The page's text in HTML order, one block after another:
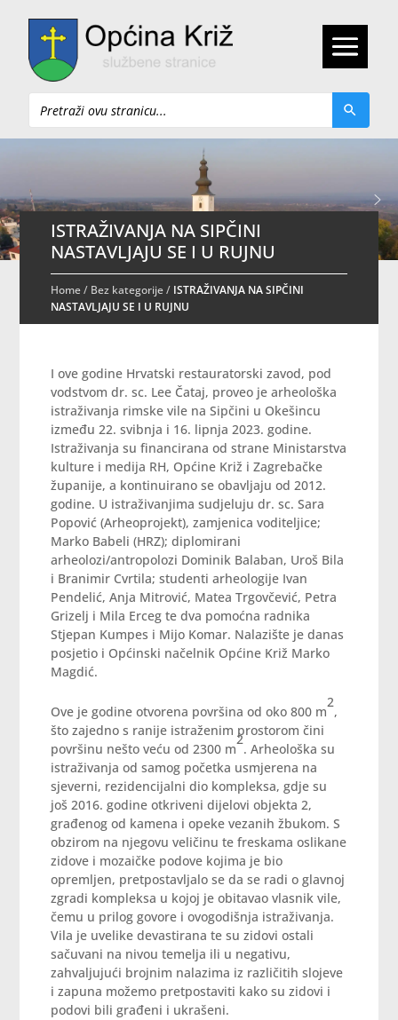
Pretraži
ISTRAŽIVANJA NA SIPČINI
NASTAVLJAJU SE I U RUJNU
Home/ Bez kategorije/ ISTRAŽIVANJA NA SIPČINI
NASTAVLJAJU SE I U RUJNU
I ove godine Hrvatski restauratorski zavod, pod
vodstvom dr. sc. Lee Čataj, proveo je arheološka
istraživanja rimske vile na Sipčini u Okešincu
između 22. svibnja i 16. lipnja 2023. godine.
Istraživanja su financirana od strane Ministarstva
kulture i medija RH, Općine Križ i Zagrebačke
županije, a kontinuirano se obavljaju od 2012.
godine. U istraživanjima sudjeluju dr. sc. Sara
Popović (Arheoprojekt), zamjenica voditeljice;
Marko Babeli (HRZ); diplomirani
arheolozi/antropolozi Dominik Balaban, Uroš Bila
i Branimir Cvrtila; studenti arheologije Ivan
Pendelić, Anja Mitrović, Matea Trgovčević, Petra
Grizelj i Mila Erceg te dva pomoćna radnika
Stjepan Kumpes i Mijo Komar. Nalazište je danas
posjetio i Općinski načelnik Općine Križ Marko
Magdić.
Ove je godine otvorena površina od oko 800 m
2
,
što zajedno s ranije istraženim prostorom čini
površinu nešto veću od 2300 m
2
. Arheološka su
istraživanja od samog početka usmjerena na
sjeverni, rezidencijalni dio kompleksa, gdje su
još 2016. godine otkriveni dijelovi objekta 2,
građenog od kamena i opeke vezanih žbukom. S
obzirom na njegovu veličinu te freskama oslikane
zidove i mozaičke podove kojima je bio
opremljen, pretpostavljalo se da se radi o glavnoj
zgradi kompleksa u kojoj je obitavao vlasnik vile,
čemu u prilog govore i ovogodišnja istraživanja.
Vila je uvelike devastirana te su zidovi ostali
sačuvani na nivou temelja ili u negativu,
zahvaljujući brojnim nalazima iz različitih slojeve
i zapuna možemo pretpostaviti kako su zidovi i
podovi bili građeni i ukrašeni.